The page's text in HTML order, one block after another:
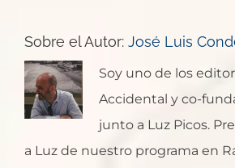
Sobre el Autor: José Luis
Soy uno de los
Accidental y co-
junto a Luz Picos.
a Luz de nuestro programa en